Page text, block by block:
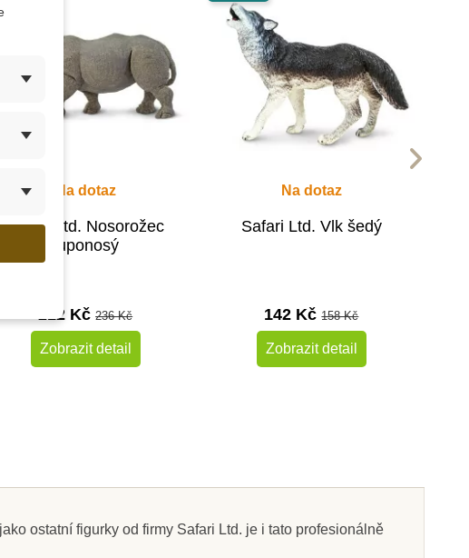
Na dotaz
Safari Ltd. Nosorožec
tuponosý
212 Kč236 Kč
Zobrazit detail
Na dotaz
Safari Ltd. Vlk šedý
142 Kč158 Kč
Zobrazit detail
ostatní figurky od firmy Safari Ltd. je i tato profesionálně